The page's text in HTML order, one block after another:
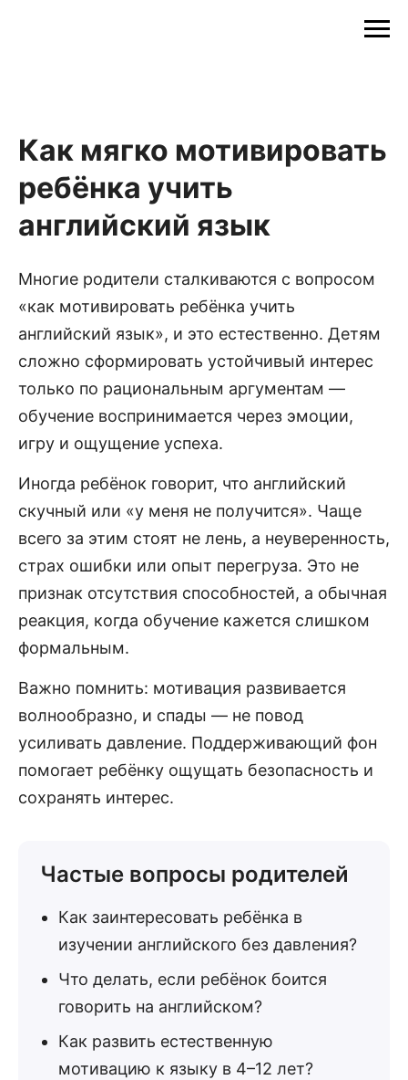
Как мягко мотивировать
ребёнка учить
английский язык
Многие родители сталкиваются с вопросом
«как мотивировать ребёнка учить
английский язык», и это естественно. Детям
сложно сформировать устойчивый интерес
только по рациональным аргументам —
обучение воспринимается через эмоции,
игру и ощущение успеха.
Иногда ребёнок говорит, что английский
скучный или «у меня не получится». Чаще
всего за этим стоят не лень, а неуверенность,
страх ошибки или опыт перегруза. Это не
признак отсутствия способностей, а обычная
реакция, когда обучение кажется слишком
формальным.
Важно помнить: мотивация развивается
волнообразно, и спады — не повод
усиливать давление. Поддерживающий фон
помогает ребёнку ощущать безопасность и
сохранять интерес.
Частые вопросы родителей
Как заинтересовать ребёнка в
изучении английского без давления?
Что делать, если ребёнок боится
говорить на английском?
Как развить естественную
мотивацию к языку в 4–12 лет?